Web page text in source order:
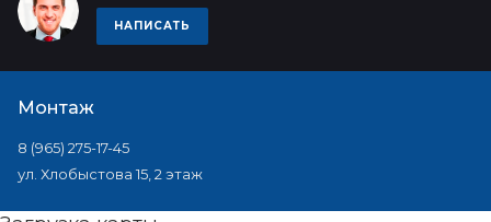
НАПИСАТЬ
Монтаж
8 (965) 275-17-45
ул. Хлобыстова 15, 2 этаж